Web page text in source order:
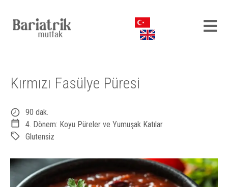
Kırmızı Fasülye Püresi
90 dak.
4. Dönem: Koyu Püreler ve Yumuşak Katılar
Glutensiz